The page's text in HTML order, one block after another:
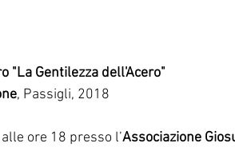
"La Gentilezza dell'Acero"
, Passigli, 2018
alle ore 18 presso l’Associazione